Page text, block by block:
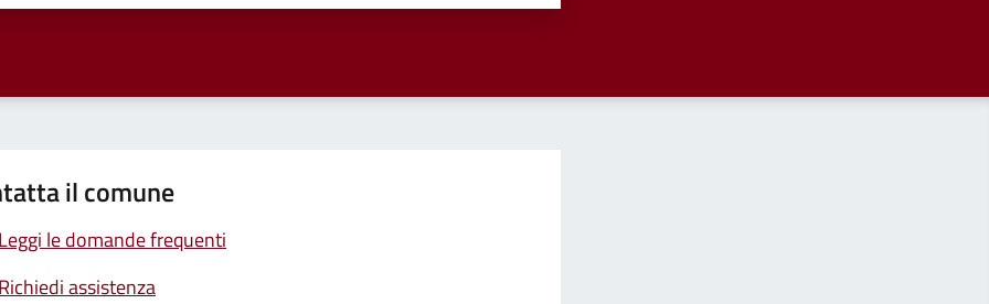
il comune
Leggi le domande frequenti
Richiedi assistenza